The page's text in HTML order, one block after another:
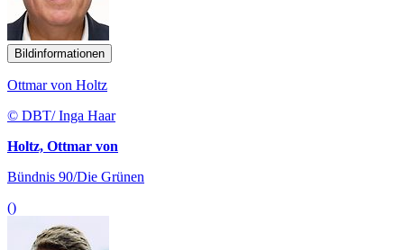
Bildinformationen
Ottmar von Holtz
© DBT/ Inga Haar
Holtz, Ottmar von
Bündnis 90/Die Grünen
()